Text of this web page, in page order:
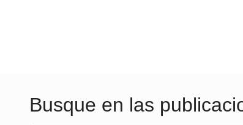
Busque en las